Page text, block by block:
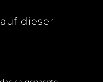
dieser